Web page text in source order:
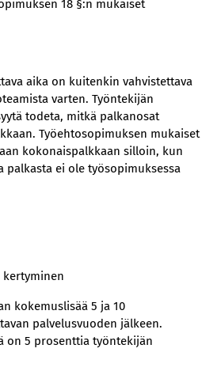
18 §:n mukaiset
aika on kuitenkin vahvistettava
varten. Työntekijän
todeta, mitkä palkanosat
Työehtosopimuksen mukaiset
kokonaispalkkaan silloin, kun
palkasta ei ole työsopimuksessa
kertyminen
kokemuslisää 5 ja 10
palvelusvuoden jälkeen.
on 5 prosenttia työntekijän